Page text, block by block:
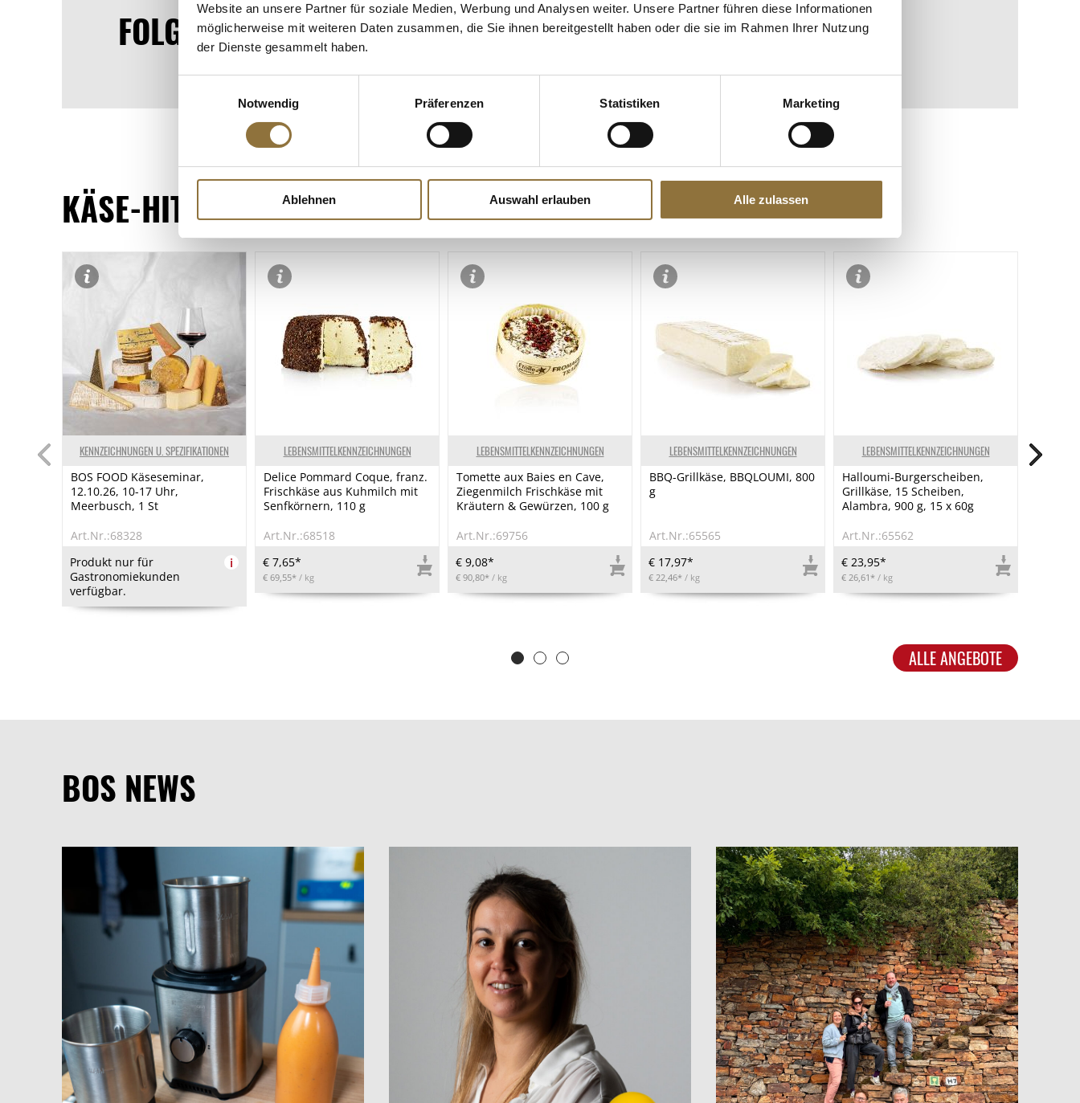
Website an unsere Partner für soziale Medien, Werbung und Analysen weiter. Unsere Partner führen diese Informationen
möglicherweise mit weiteren Daten zusammen, die Sie ihnen bereitgestellt haben oder die sie im Rahmen Ihrer Nutzung
der Dienste gesammelt haben.
Notwendig
Präferenzen Statistiken Marketing
Ablehnen Auswahl erlauben Alle zulassen
FOLGEN SIE UNS AUF SOCIAL MEDIA
KÄSE-HITS
KENNZEICHNUNGEN U. SPEZIFIKATIONEN
BOS FOOD Käseseminar,
12.10.26, 10-17 Uhr,
Meerbusch, 1 St
Art.Nr.:68328
Produkt nur für
Gastronomiekunden
verfügbar.
i
LEBENSMITTELKENNZEICHNUNGEN
Delice Pommard Coque, franz.
Frischkäse aus Kuhmilch mit
Senfkörnern, 110 g
Art.Nr.:68518
€ 7,65*
€ 69,55* / kg
LEBENSMITTELKENNZEICHNUNGEN
Tomette aux Baies en Cave,
Ziegenmilch Frischkäse mit
Kräutern & Gewürzen, 100 g
Art.Nr.:69756
€ 9,08*
€ 90,80* / kg
LEBENSMITTELKENNZEICHNUNGEN
BBQ-Grillkäse, BBQLOUMI, 800
g
Art.Nr.:65565
€ 17,97*
€ 22,46* / kg
LEBENSMITTELKENNZEICHNUNGEN
Halloumi-Burgerscheiben,
Grillkäse, 15 Scheiben,
Alambra, 900 g, 15 x 60g
Art.Nr.:65562
€ 23,95*
€ 26,61* / kg
ALLE ANGEBOTE
BOS NEWS